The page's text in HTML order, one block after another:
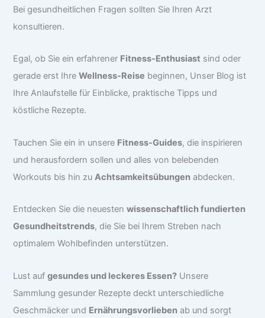
Bei gesundheitlichen Fragen sollten Sie Ihren Arzt
konsultieren.
Egal, ob Sie ein erfahrener Fitness-Enthusiast sind oder
gerade erst IhreWellness-Reise beginnen, Unser Blog ist
Ihre Anlaufstelle für Einblicke, praktische Tipps und
köstliche Rezepte.
Tauchen Sie ein in unsere Fitness-Guides, die inspirieren
und herausfordern sollen und alles von belebenden
Workouts bis hin zuAchtsamkeitsübungen abdecken.
Entdecken Sie die neuestenwissenschaftlich fundierten
Gesundheitstrends, die Sie bei Ihrem Streben nach
optimalem Wohlbefinden unterstützen.
Lust aufgesundes und leckeres Essen? Unsere
Sammlung gesunder Rezepte deckt unterschiedliche
Geschmäcker und Ernährungsvorlieben ab und sorgt